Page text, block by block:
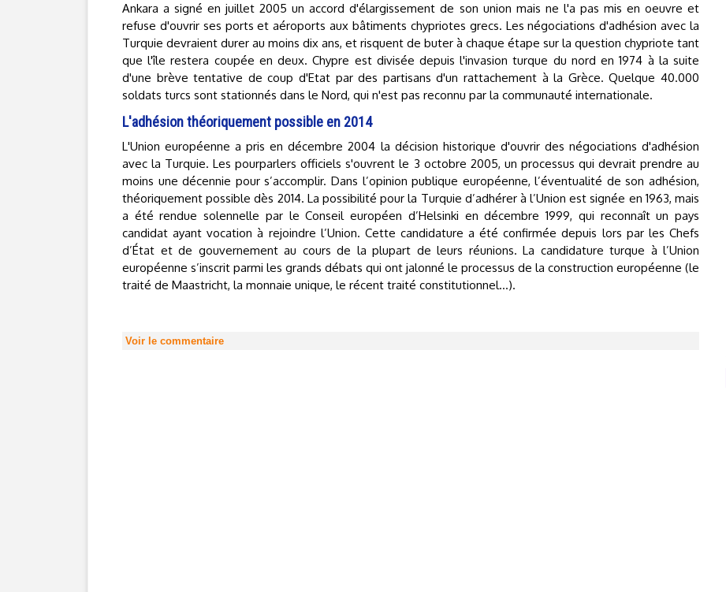
Ankara a signé en juillet 2005 un accord d'élargissement de son union mais ne l'a pas mis en oeuvre et
refuse d'ouvrir ses ports et aéroports aux bâtiments chypriotes grecs. Les négociations d'adhésion avec la
Turquie devraient durer au moins dix ans, et risquent de buter à chaque étape sur la question chypriote tant
que l'île restera coupée en deux. Chypre est divisée depuis l'invasion turque du nord en 1974 à la suite
d'une brève tentative de coup d'Etat par des partisans d'un rattachement à la Grèce. Quelque 40.000
soldats turcs sont stationnés dans le Nord, qui n'est pas reconnu par la communauté internationale.
L'adhésion théoriquement possible en 2014
L'Union européenne a pris en décembre 2004 la décision historique d'ouvrir des négociations d'adhésion
avec la Turquie. Les pourparlers officiels s'ouvrent le 3 octobre 2005, un processus qui devrait prendre au
moins une décennie pour s’accomplir. Dans l’opinion publique européenne, l’éventualité de son adhésion,
théoriquement possible dès 2014. La possibilité pour la Turquie d’adhérer à l’Union est signée en 1963, mais
a été rendue solennelle par le Conseil européen d’Helsinki en décembre 1999, qui reconnaît un pays
candidat ayant vocation à rejoindre l’Union. Cette candidature a été confirmée depuis lors par les Chefs
d’État et de gouvernement au cours de la plupart de leurs réunions. La candidature turque à l’Union
européenne s’inscrit parmi les grands débats qui ont jalonné le processus de la construction européenne (le
traité de Maastricht, la monnaie unique, le récent traité constitutionnel…).
Voir le commentaire